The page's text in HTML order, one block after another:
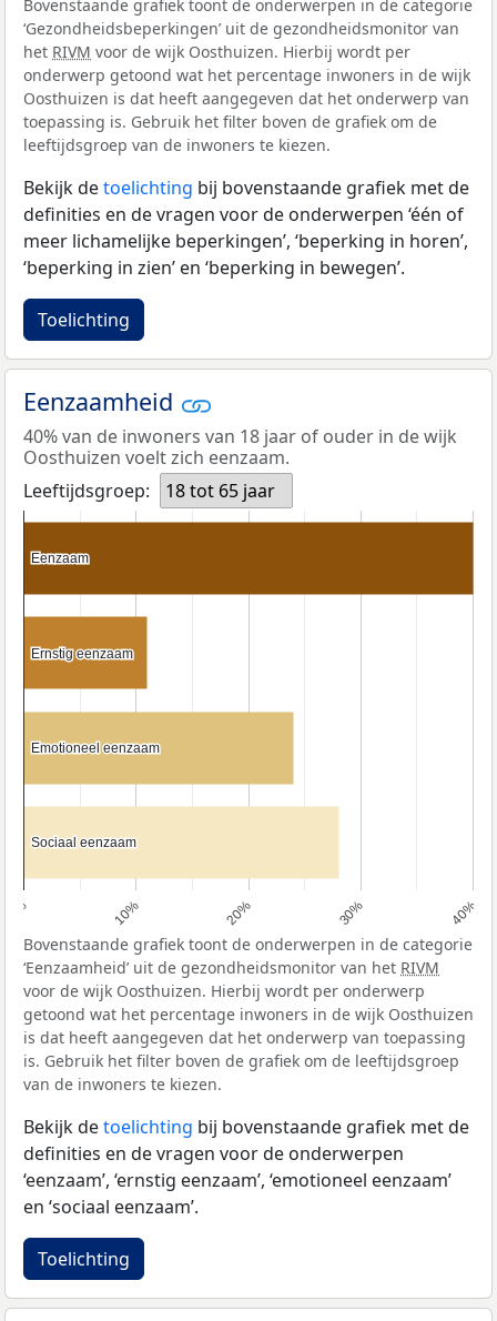
Bovenstaande grafiek toont de onderwerpen in de categorie
‘Gezondheidsbeperkingen’ uit de gezondheidsmonitor van
het RIVM voor de wijk Oosthuizen. Hierbij wordt per
onderwerp getoond wat het percentage inwoners in de wijk
Oosthuizen is dat heeft aangegeven dat het onderwerp van
toepassing is. Gebruik het filter boven de grafiek om de
leeftijdsgroep van de inwoners te kiezen.
Bekijk detoelichting bij bovenstaande grafiek met de
definities en de vragen voor de onderwerpen ‘één of
meer lichamelijke beperkingen’, ‘beperking in horen’,
‘beperking in zien’ en ‘beperking in bewegen’.
Toelichting
Eenzaamheid
40% van de inwoners van 18 jaar of ouder in de wijk
Oosthuizen voelt zich eenzaam.
Leeftijdsgroep:
18 tot 65 jaar
0% 10% 20% 30% 40%
Eenzaam
Eenzaam
Ernstig eenzaam
Ernstig eenzaam
Emotioneel eenzaam
Emotioneel eenzaam
Sociaal eenzaam
Sociaal eenzaam
Bovenstaande grafiek toont de onderwerpen in de categorie
‘Eenzaamheid’ uit de gezondheidsmonitor van het RIVM
voor de wijk Oosthuizen. Hierbij wordt per onderwerp
getoond wat het percentage inwoners in de wijk Oosthuizen
is dat heeft aangegeven dat het onderwerp van toepassing
is. Gebruik het filter boven de grafiek om de leeftijdsgroep
van de inwoners te kiezen.
Bekijk detoelichting bij bovenstaande grafiek met de
definities en de vragen voor de onderwerpen
‘eenzaam’, ‘ernstig eenzaam’, ‘emotioneel eenzaam’
en ‘sociaal eenzaam’.
Toelichting